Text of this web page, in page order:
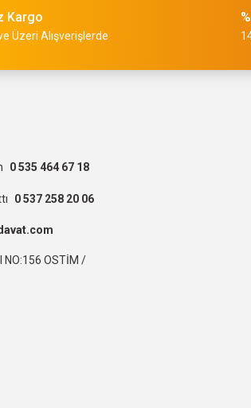
kusursuz birde ürün siparişini veriyoruz teslimi
paketleme,hızlı kargolama. sıkıntısız bir
2026
kendimize eziyet etmişiz aslında.
Kargo
Üzeri Alışverişlerde
0 535 464 67 18
0 537 258 20 06
NO:156 OSTİM /